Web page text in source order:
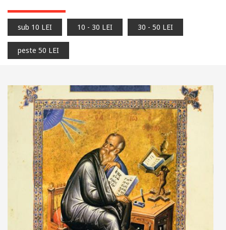
sub 10 LEI 10 - 30 LEI 30 - 50 LEI
peste 50 LEI